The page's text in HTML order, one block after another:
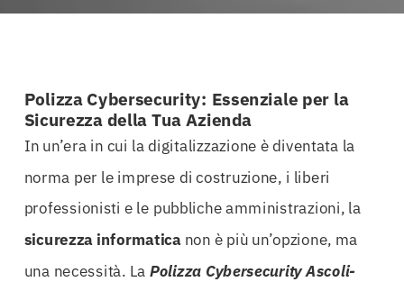
Polizza Cybersecurity: Essenziale per la
Sicurezza della Tua Azienda
In un’era in cui la digitalizzazione è diventata la
norma per le imprese di costruzione, i liberi
professionisti e le pubbliche amministrazioni, la
sicurezza informaticanon è più un’opzione, ma
una necessità. La Polizza Cybersecurity Ascoli-